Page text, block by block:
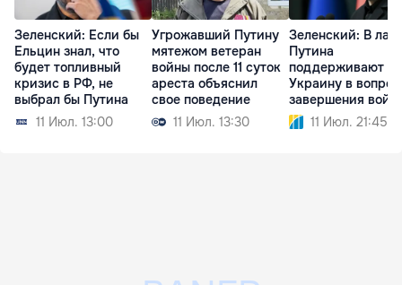
Зеленский: Если бы
Ельцин знал, что
будет топливный
кризис в РФ, не
выбрал бы Путина
11 Июл. 13:00
Угрожавший Путину
мятежом ветеран
войны после 11 суток
ареста объяснил
свое поведение
11 Июл. 13:30
Зеленский: В
Путина
поддерживают
Украину в
завершения
11 Июл. 21:45